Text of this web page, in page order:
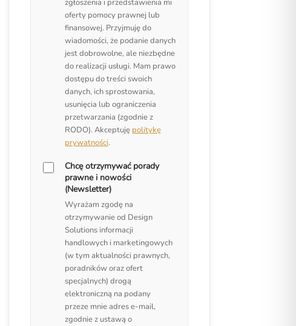
zgłoszenia i przedstawienia mi
oferty pomocy prawnej lub
finansowej. Przyjmuję do
wiadomości, że podanie danych
jest dobrowolne, ale niezbędne
do realizacji usługi. Mam prawo
dostępu do treści swoich
danych, ich sprostowania,
usunięcia lub ograniczenia
przetwarzania (zgodnie z
RODO). Akceptuję politykę
prywatności.
Chcę otrzymywać porady
prawne i nowości
(Newsletter)
Wyrażam zgodę na
otrzymywanie od Design
Solutions informacji
handlowych i marketingowych
(w tym aktualności prawnych,
poradników oraz ofert
specjalnych) drogą
elektroniczną na podany
przeze mnie adres e-mail,
zgodnie z ustawą o